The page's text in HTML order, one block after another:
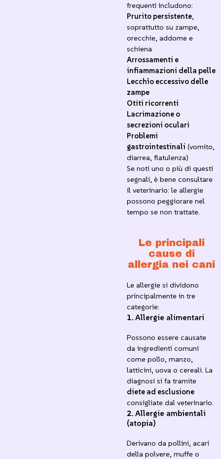
frequenti includono:
Prurito persistente,
soprattutto su zampe,
orecchie, addome e
schiena
Arrossamenti e
infiammazioni della pelle
Lecchìo eccessivo delle
zampe
Otiti ricorrenti
Lacrimazione o
secrezioni oculari
Problemi
gastrointestinali (vomito,
diarrea, flatulenza)
Se noti uno o più di questi
segnali, è bene consultare
il veterinario: le allergie
possono peggiorare nel
tempo se non trattate.
Le principali
cause di
allergia nei cani
Le allergie si dividono
principalmente in tre
categorie:
1.Allergie alimentari
Possono essere causate
da ingredienti comuni
come pollo, manzo,
latticini, uova o cereali. La
diagnosi si fa tramite
diete ad esclusione
consigliate dal veterinario.
2.Allergie ambientali
(atopia)
Derivano da pollini, acari
della polvere, muffe o